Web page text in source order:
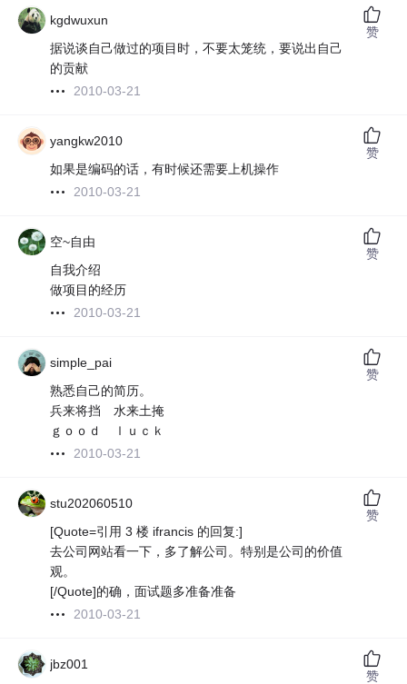
kgdwuxun
据说谈自己做过的项目时，不要太笼统，要说出自己
的贡献
2010-03-21
赞
yangkw2010
如果是编码的话，有时候还需要上机操作
2010-03-21
赞
空~自由
自我介绍
做项目的经历
2010-03-21
赞
simple_pai
熟悉自己的简历。
兵来将挡 水来土掩
ｇｏｏｄ ｌｕｃｋ
2010-03-21
赞
stu202060510
[Quote=引用 3 楼 ifrancis 的回复:]
去公司网站看一下，多了解公司。特别是公司的价值
观。
[/Quote]的确，面试题多准备准备
2010-03-21
赞
jbz001
赞